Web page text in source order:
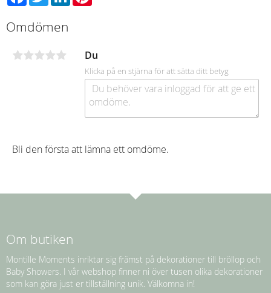
Omdömen
Du
Klicka på en stjärna för att sätta ditt betyg
Bli den första att lämna ett omdöme.
Om butiken
Montille Moments inriktar sig främst på dekorationer till bröllop och
Baby Showers. I vår webshop finner ni över tusen olika dekorationer
som kan göra just er tillställning unik. Välkomna in!